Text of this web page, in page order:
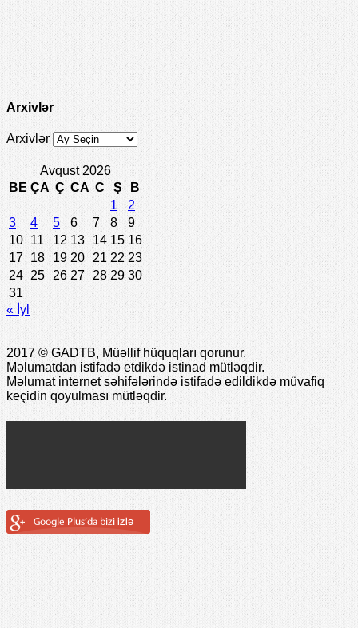
Arxivlər
Arxivlər
Avqust 2026
BE ÇA Ç CA C Ş
B
1
2
3
4 5 6 7 8
9
10 11 12 13 14 15 16
17 18 19 20 21 22 23
24 25 26 27 28 29 30
31
« İyl
2017 © GADTB, Müəllif hüquqları qorunur.
Məlumatdan istifadə etdikdə istinad mütləqdir.
Məlumat internet səhifələrində istifadə edildikdə müvafiq
keçidin qoyulması mütləqdir.